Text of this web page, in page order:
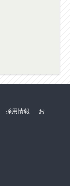
採用情報
お